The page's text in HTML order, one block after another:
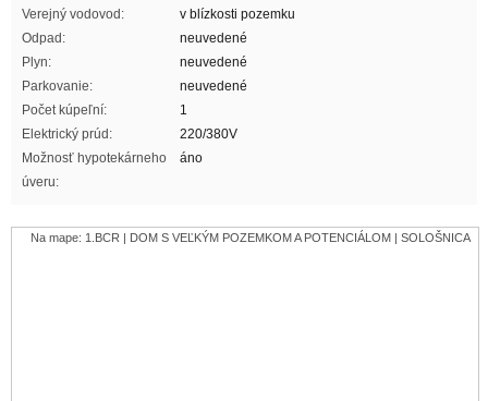
Verejný vodovod:
v blízkosti pozemku
Odpad:
neuvedené
Plyn:
neuvedené
Parkovanie:
neuvedené
Počet kúpeľní:
1
Elektrický prúd:
220/380V
Možnosť hypotekárneho
úveru:
áno
Na mape: 1.BCR | DOM S VEĽKÝM POZEMKOM A POTENCIÁLOM | SOLOŠNICA